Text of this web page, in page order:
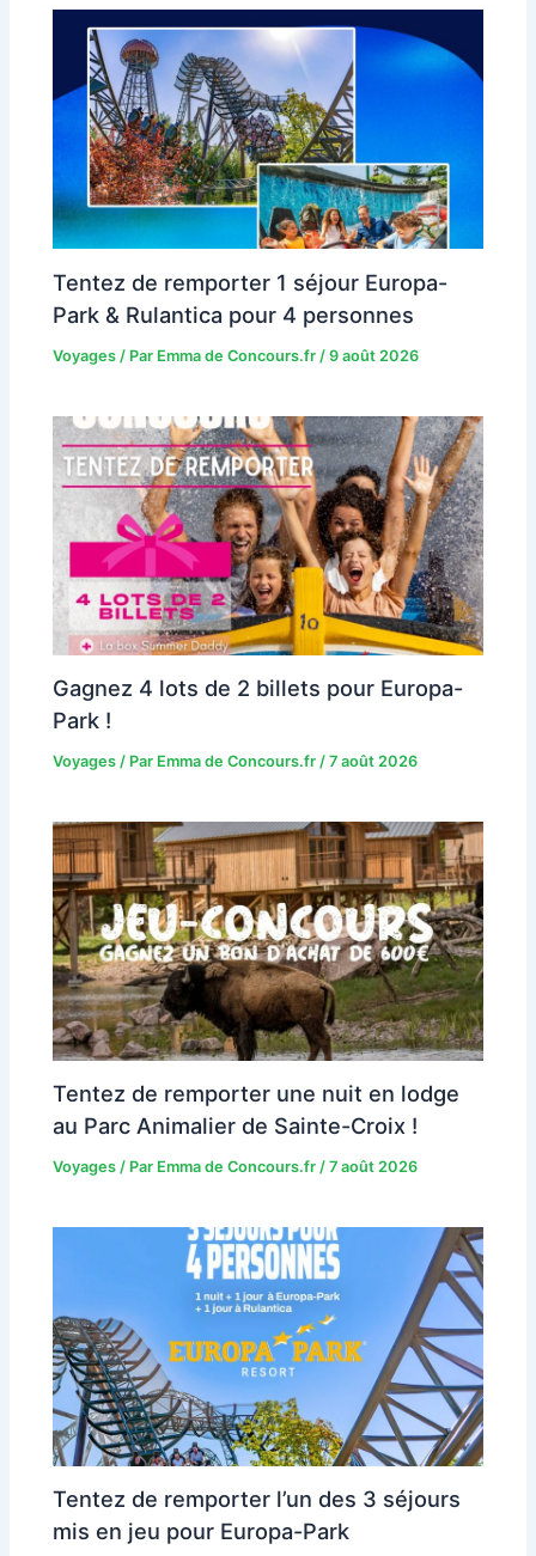
Tentez de remporter 1 séjour Europa-
Park & Rulantica pour 4 personnes
Voyages / Par Emma de Concours.fr /9 août 2026
Gagnez 4 lots de 2 billets pour Europa-
Park !
Voyages / Par Emma de Concours.fr/7 août 2026
Tentez de remporter une nuit en lodge
au Parc Animalier de Sainte-Croix !
Voyages / Par Emma de Concours.fr/7 août 2026
Tentez de remporter l’un des 3 séjours
mis en jeu pour Europa-Park